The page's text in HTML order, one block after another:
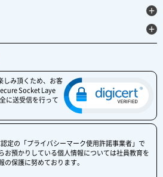
しみ頂くため、お客
Socket Laye
に送受信を行って
定の「プライバシーマーク使用許諾事業者」で
お預かりしている個人情報については社員教育を
の保護に努めております。